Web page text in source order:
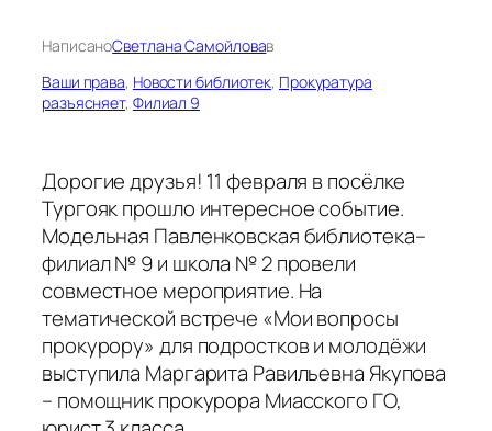
НаписаноСветлана Самойловав
Ваши права, Новости библиотек, Прокуратура
разъясняет, Филиал 9
Дорогие друзья! 11 февраля в посёлке
Тургояк прошло интересное событие.
Модельная Павленковская библиотека–
филиал № 9 и школа № 2 провели
совместное мероприятие. На
тематической встрече «Мои вопросы
прокурору» для подростков и молодёжи
выступила Маргарита Равильевна Якупова
– помощник прокурора Миасского ГО,